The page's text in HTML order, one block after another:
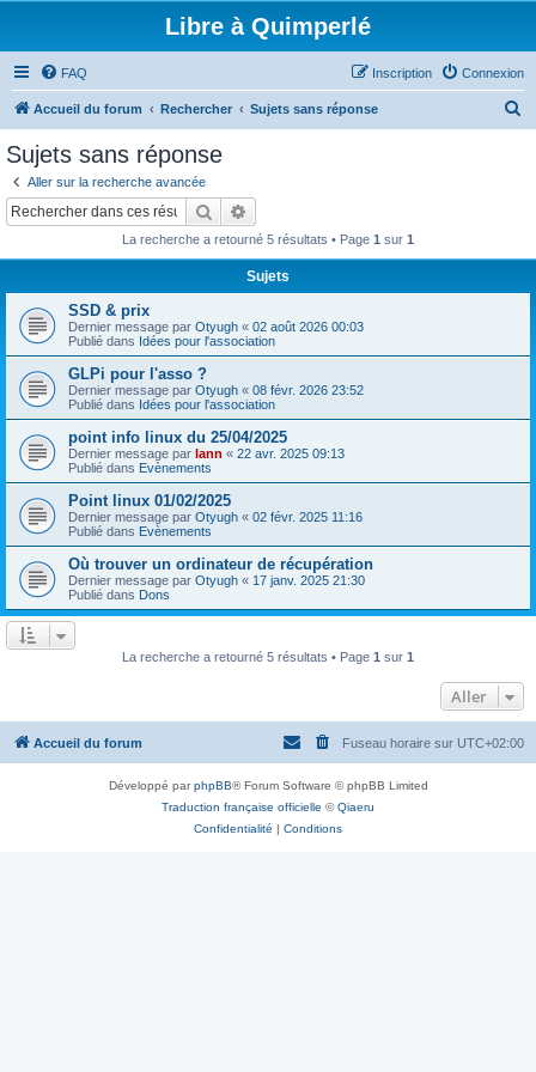
Libre à Quimperlé
FAQ Connexion
Inscription
Accueil du forum Rechercher Sujets sans réponse
Sujets sans réponse
Aller sur la recherche avancée
Rechercher
La recherche a retourné 5 résultats • Page 1 sur 1
Sujets
SSD & prix
Dernier message par Otyugh « 02 août 2026 00:03
Publié dans Idées pour l'association
GLPi pour l'asso ?
Dernier message par Otyugh « 08 févr. 2026 23:52
Publié dans Idées pour l'association
point info linux du 25/04/2025
Dernier message par lann « 22 avr. 2025 09:13
Publié dans Evènements
Point linux 01/02/2025
Dernier message par Otyugh « 02 févr. 2025 11:16
Publié dans Evènements
Où trouver un ordinateur de récupération
Dernier message par Otyugh « 17 janv. 2025 21:30
Publié dans Dons
La recherche a retourné 5 résultats • Page 1 sur 1
Aller
Accueil du forum Fuseau horaire sur UTC+02:00
Développé parphpBB® Forum Software © phpBB Limited
Traduction française officielle ©Qiaeru
Confidentialité | Conditions